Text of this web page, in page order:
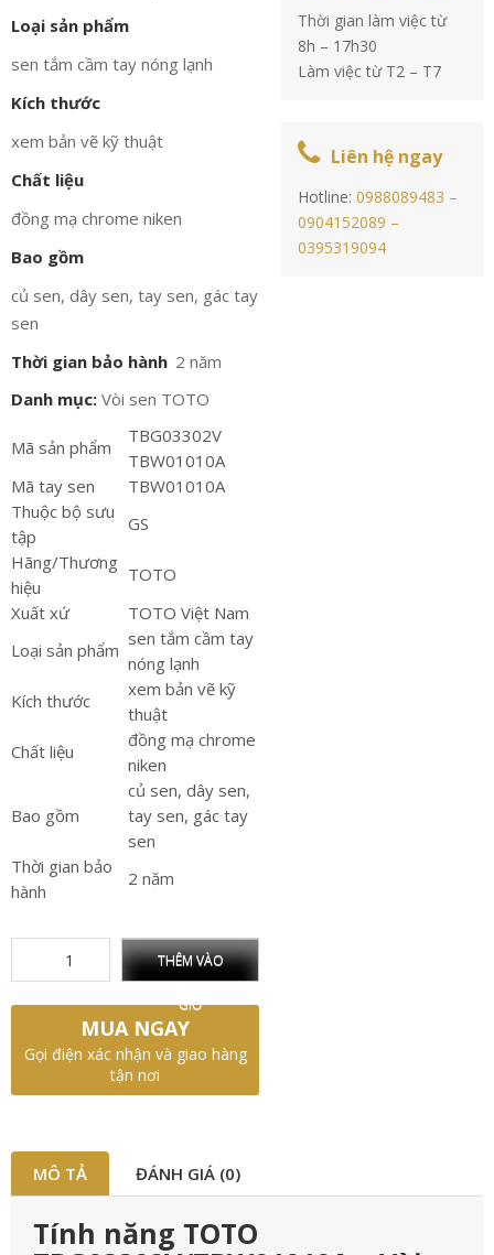
Loại sản phẩm
sen tắm cầm tay nóng lạnh
Kích thước
xem bản vẽ kỹ thuật
Chất liệu
đồng mạ chrome niken
Bao gồm
củ sen, dây sen, tay sen, gác tay
sen
Thời gian bảo hành 2 năm
Danh mục: Vòi sen TOTO
Mã sản phẩm
TBG03302V
TBW01010A
Mã tay sen
TBW01010A
Thuộc bộ sưu
tập
GS
Hãng/Thương
hiệu
TOTO
Xuất xứ
TOTO Việt Nam
Loại sản phẩm
sen tắm cầm tay
nóng lạnh
Kích thước
xem bản vẽ kỹ
thuật
Chất liệu
đồng mạ chrome
niken
Bao gồm
củ sen, dây sen,
tay sen, gác tay
sen
Thời gian bảo
hành
2 năm
THÊM VÀO
GIỎ
MUA NGAY
Gọi điện xác nhận và giao hàng
tận nơi
Thời gian làm việc từ
8h – 17h30
Làm việc từ T2 – T7
Liên hệ ngay
Hotline:0988089483 –
0904152089 –
0395319094
MÔ TẢ ĐÁNH GIÁ (0)
Tính năng TOTO